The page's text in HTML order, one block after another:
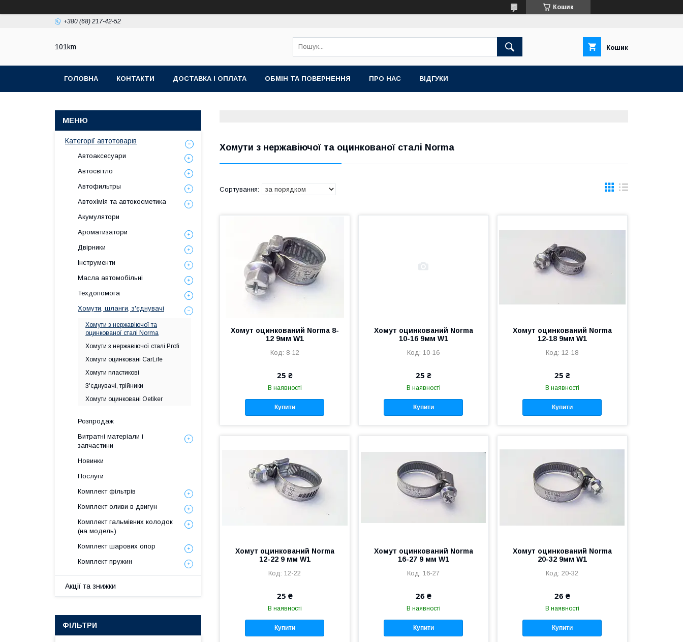
Кошик
+380 (68) 217-42-52
101km Кошик
ГОЛОВНА КОНТАКТИ ДОСТАВКА І ОПЛАТА ОБМІН ТА ПОВЕРНЕННЯ ПРО НАС ВІДГУКИ
Хомути з нержавіючої та оцинкованої сталі Norma
Хомут оцинкований Norma 8-
12 9мм W1
8-12
25 ₴
В наявності
Купити
Хомут оцинкований Norma
10-16 9мм W1
10-16
25 ₴
В наявності
Купити
Хомут оцинкований Norma
12-18 9мм W1
12-18
25 ₴
В наявності
Купити
Хомут оцинкований Norma
12-22 9 мм W1
12-22
25 ₴
В наявності
Купити
Хомут оцинкований Norma
16-27 9 мм W1
16-27
26 ₴
В наявності
Купити
Хомут оцинкований Norma
20-32 9мм W1
20-32
26 ₴
В наявності
Купити
Категорії автотоварів
Автоаксесуари
Автосвітло
Автофильтры
Автохімія та автокосметика
Акумулятори
Ароматизатори
Двірники
Інструменти
Масла автомобільні
Техдопомога
Хомути, шланги, з'єднувачі
Хомути з нержавіючої та
оцинкованої сталі Norma
Хомути з нержавіючої сталі Profi
Хомути оцинковані CarLife
Хомути пластикові
З'єднувачі, трійники
Хомути оцинковані Oetiker
Розпродаж
Витратні матеріали і
запчастини
Новинки
Послуги
Комплект фільтрів
Комплект оливи в двигун
Комплект гальмівних колодок
(на модель)
Комплект шарових опор
Комплект пружин
Акції та знижки
ФІЛЬТРИ